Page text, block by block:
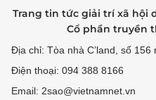
Trang tin tức giải trí xã hội
Cổ phần truyền
Địa chỉ: Tòa nhà C’land, số
Điện thoại: 094 388 8166
Email: 2sao@vietnamnet.vn